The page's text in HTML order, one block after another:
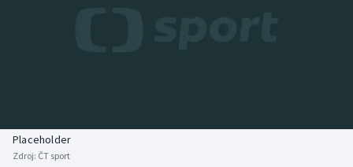
Biatlon
Aplikace ČT sport
Placeholder
Zdroj: ČT sport